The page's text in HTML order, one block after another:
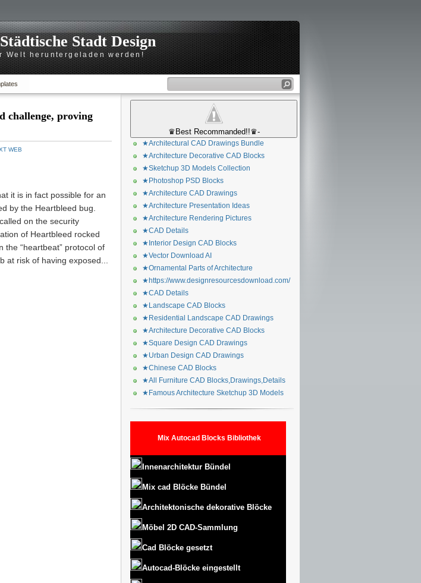
Stadt Design
Welt heruntergeladen werden!
challenge, proving
WEB
it is in fact possible for an
by the Heartbleed bug.
on the security
of Heartbleed rocked
the “heartbeat” protocol of
at risk of having exposed...
♛Best Recommanded!!♛-
★Architectural CAD Drawings Bundle
★Architecture Decorative CAD Blocks
★Sketchup 3D Models Collection
★Photoshop PSD Blocks
★Architecture CAD Drawings
★Architecture Presentation Ideas
★Architecture Rendering Pictures
★CAD Details
★Interior Design CAD Blocks
★Vector Download AI
★Ornamental Parts of Architecture
★https://www.designresourcesdownload.com/
★CAD Details
★Landscape CAD Blocks
★Residential Landscape CAD Drawings
★Architecture Decorative CAD Blocks
★Square Design CAD Drawings
★Urban Design CAD Drawings
★Chinese CAD Blocks
★All Furniture CAD Blocks,Drawings,Details
★Famous Architecture Sketchup 3D Models
Mix Autocad Blocks Bibliothek
Innenarchitektur Bündel
Mix cad Blöcke Bündel
Architektonische dekorative Blöcke
Möbel 2D CAD-Sammlung
Cad Blöcke gesetzt
Autocad-Blöcke eingestellt